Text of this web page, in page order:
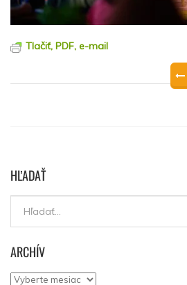
Tlačiť, PDF, e-mail
HĽADAŤ
ARCHÍV
Archív